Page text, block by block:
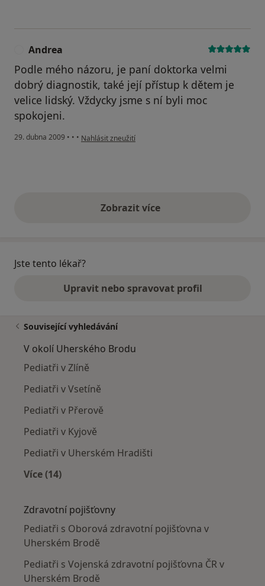
Andrea
Podle mého názoru, je paní doktorka velmi
dobrý diagnostik, také její přístup k dětem je
velice lidský. Vždycky jsme s ní byli moc
spokojeni.
29. dubna 2009 • • • podle názoru uživatele Andrea
Nahlásit zneužití
Zobrazit vícevýše uvedené názory
Jste tento lékař?
Upravit nebo spravovat profil
Související vyhledávání
V okolí Uherského Brodu
Pediatři v Zlíně
Pediatři v Vsetíně
Pediatři v Přerově
Pediatři v Kyjově
Pediatři v Uherském Hradišti
Více (14)
Zdravotní pojišťovny
Pediatři s Oborová zdravotní pojišťovna v
Uherském Brodě
Pediatři s Vojenská zdravotní pojišťovna ČR v
Uherském Brodě